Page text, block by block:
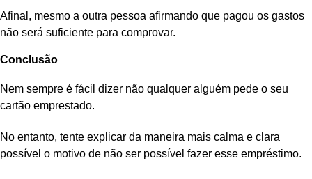
Afinal, mesmo a outra pessoa afirmando que pagou os gastos
não será suficiente para comprovar.
Conclusão
Nem sempre é fácil dizer não qualquer alguém pede o seu
cartão emprestado.
No entanto, tente explicar da maneira mais calma e clara
possível o motivo de não ser possível fazer esse empréstimo.